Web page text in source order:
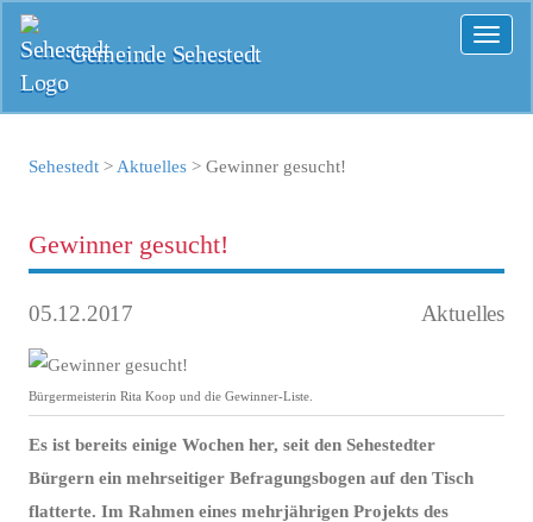
Gemeinde Sehestedt
Sehestedt > Aktuelles > Gewinner gesucht!
Gewinner gesucht!
05.12.2017 Aktuelles
Bürgermeisterin Rita Koop und die Gewinner-Liste.
Es ist bereits einige Wochen her, seit den Sehestedter
Bürgern ein mehrseitiger Befragungsbogen auf den Tisch
flatterte. Im Rahmen eines mehrjährigen Projekts des